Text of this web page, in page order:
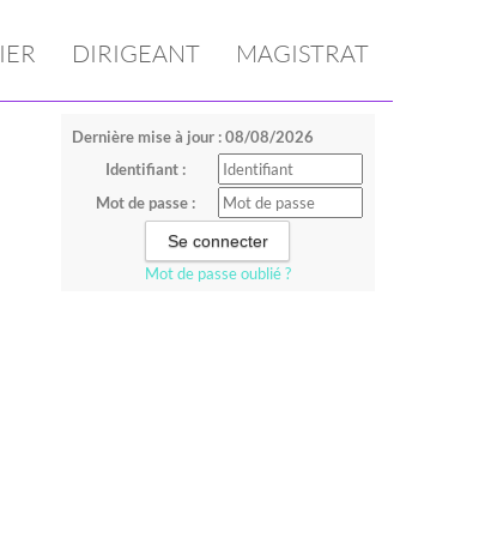
DIRIGEANT MAGISTRAT
Dernière mise à jour : 08/08/2026
Identifiant :
Mot de passe :
Mot de passe oublié ?